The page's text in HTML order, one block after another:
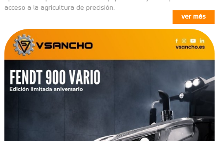
acceso a la agricultura de precisión.
ver más